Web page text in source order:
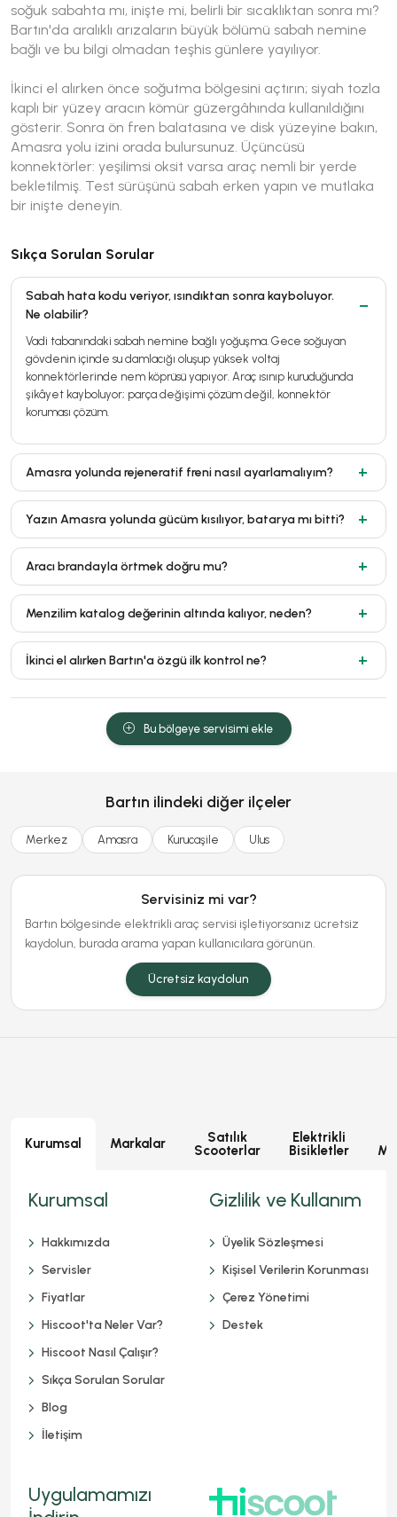
soğuk sabahta mı, inişte mi, belirli bir sıcaklıktan sonra mı?
Bartın'da aralıklı arızaların büyük bölümü sabah nemine
bağlı ve bu bilgi olmadan teşhis günlere yayılıyor.
İkinci el alırken önce soğutma bölgesini açtırın; siyah tozla
kaplı bir yüzey aracın kömür güzergâhında kullanıldığını
gösterir. Sonra ön fren balatasına ve disk yüzeyine bakın,
Amasra yolu izini orada bulursunuz. Üçüncüsü
konnektörler: yeşilimsi oksit varsa araç nemli bir yerde
bekletilmiş. Test sürüşünü sabah erken yapın ve mutlaka
bir inişte deneyin.
Sıkça Sorulan Sorular
Sabah hata kodu veriyor, ısındıktan sonra kayboluyor.
Ne olabilir?
Vadi tabanındaki sabah nemine bağlı yoğuşma. Gece soğuyan
gövdenin içinde su damlacığı oluşup yüksek voltaj
konnektörlerinde nem köprüsü yapıyor. Araç ısınıp kuruduğunda
şikâyet kayboluyor; parça değişimi çözüm değil, konnektör
koruması çözüm.
Amasra yolunda rejeneratif freni nasıl ayarlamalıyım?
Yazın Amasra yolunda gücüm kısılıyor, batarya mı bitti?
Aracı brandayla örtmek doğru mu?
Menzilim katalog değerinin altında kalıyor, neden?
İkinci el alırken Bartın'a özgü ilk kontrol ne?
Bu bölgeye servisimi ekle
Bartın ilindeki diğer ilçeler
Merkez Amasra Kurucaşile Ulus
Servisiniz mi var?
Bartın bölgesinde elektrikli araç servisi işletiyorsanız ücretsiz
kaydolun, burada arama yapan kullanıcılara görünün.
Ücretsiz kaydolun
Kurumsal Markalar
Satılık
Scooterlar
Elektrikli
Bisikletler
Kurumsal
Hakkımızda
Servisler
Fiyatlar
Hiscoot'ta Neler Var?
Hiscoot Nasıl Çalışır?
Sıkça Sorulan Sorular
Blog
İletişim
Gizlilik ve Kullanım
Üyelik Sözleşmesi
Kişisel Verilerin Korunması
Çerez Yönetimi
Destek
Uygulamamızı